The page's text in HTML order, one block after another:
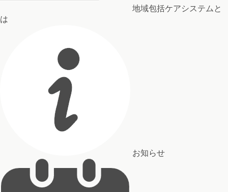
地域包括ケアシステムと
は
お知らせ